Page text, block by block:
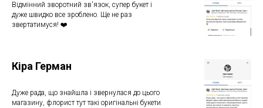
Відмінний зворотний зв'язок, супер букет і
дуже швидко все зроблено. Ще не раз
звертатимуся! ❤️
Кіра Герман
Дуже рада, що знайшла і звернулася до цього
магазину, флорист тут такі оригінальні букети